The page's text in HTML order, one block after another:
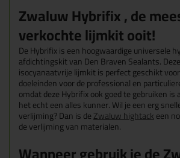
Zwaluw Hybrifix , de
verkochte lijmkit ooit!
De Hybrifix is een hoogwaardige universele
afdichtingskit van Den Braven Sealants.
isocyanaatvrije lijmkit is perfect geschikt
doeleinden voor de professional en
omdat deze Hybrifix ook goed te gebruiken
het echt een alles kunner. Wil je een erg
verlijming? Dan is deZwaluw hightackeen
de verlijming van materialen.